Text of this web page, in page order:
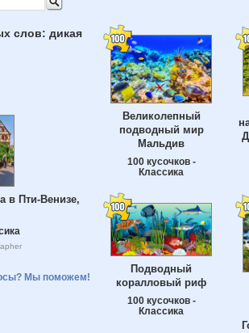
слов: дикая
в Пти-Венизе,
Мы поможем!
Великолепный
подводный мир
Мальдив
100 кусочков -
Классика
Подводный
коралловый риф
100 кусочков -
Классика